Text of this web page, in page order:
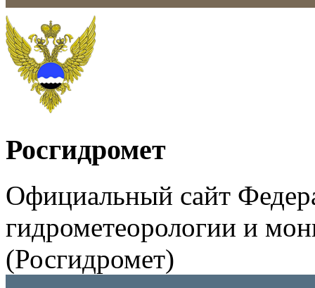
Росгидромет
Официальный сайт
гидрометеорологии и
(Росгидромет)